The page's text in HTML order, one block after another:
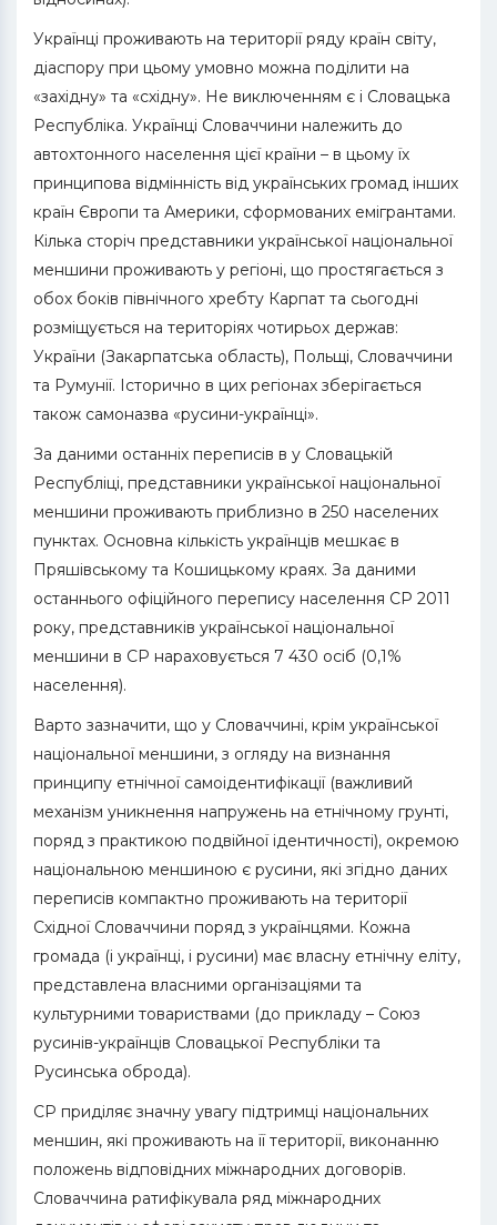
Українці проживають на території ряду країн світу,
діаспору при цьому умовно можна поділити на
«західну» та «східну». Не виключенням є і Словацька
Республіка. Українці Словаччини належить до
автохтонного населення цієї країни – в цьому їх
принципова відмінність від українських громад інших
країн Європи та Америки, сформованих емігрантами.
Кілька сторіч представники української національної
меншини проживають у регіоні, що простягається з
обох боків північного хребту Карпат та сьогодні
розміщується на територіях чотирьох держав:
України (Закарпатська область), Польщі, Словаччини
та Румунії. Історично в цих регіонах зберігається
також самоназва «русини-українці».
За даними останніх переписів в у Словацькій
Республіці, представники української національної
меншини проживають приблизно в 250 населених
пунктах. Основна кількість українців мешкає в
Пряшівському та Кошицькому краях. За даними
останнього офіційного перепису населення СР 2011
року, представників української національної
меншини в СР нараховується 7 430 осіб (0,1%
населення).
Варто зазначити, що у Словаччині, крім української
національної меншини, з огляду на визнання
принципу етнічної самоідентифікації (важливий
механізм уникнення напружень на етнічному грунті,
поряд з практикою подвійної ідентичності), окремою
національною меншиною є русини, які згідно даних
переписів компактно проживають на території
Східної Словаччини поряд з українцями. Кожна
громада (і українці, і русини) має власну етнічну еліту,
представлена власними організаціями та
культурними товариствами (до прикладу – Союз
русинів-українців Словацької Республіки та
Русинська оброда).
СР приділяє значну увагу підтримці національних
меншин, які проживають на її території, виконанню
положень відповідних міжнародних договорів.
Словаччина ратифікувала ряд міжнародних